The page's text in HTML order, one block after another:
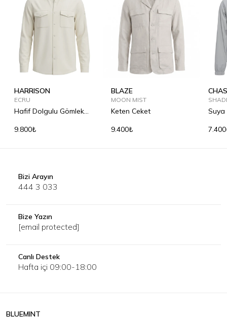
HARRISON
ECRU
Hafif Dolgulu Gömlek
9.800₺
BLAZE
MOON MIST
Keten Ceket
9.400₺
Suya
Bizi Arayın
444 3 033
Bize Yazın
[email protected]
Canlı Destek
Hafta içi 09:00-18:00
BLUEMINT